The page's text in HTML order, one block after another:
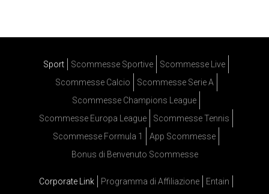
Sport Scommesse Sportive
Scommesse Live
Scommesse Calcio
Scommesse Serie A
Scommesse Champions League
Scommesse Europa League
Scommesse Tennis
Scommesse Formula 1
App Scommesse
Bonus di Benvenuto Scommesse
Corporate Link Programma di Affiliazione
Entain